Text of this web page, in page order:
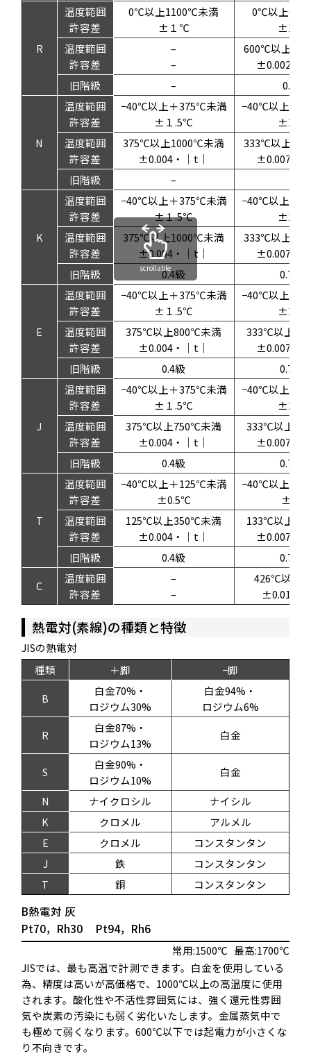
R
温度範囲
許容差
0℃以上1100℃未満
±１℃
0℃以上
±1.5℃
温度範囲
許容差
–
–
600℃以上
±0.0025・
旧階級
– 0.5級
N
温度範囲
許容差
−40℃以上＋375℃未満
±１.5℃
−40℃以上＋
±2.5℃
温度範囲
許容差
375℃以上1000℃未満
±0.004・｜t｜
333℃以上
±0.0075・
旧階級
–
K
温度範囲
許容差
−40℃以上＋375℃未満
±１.5℃
−40℃以上＋
±2.5℃
温度範囲
許容差
375℃以上1000℃未満
±0.004・｜t｜
333℃以上
±0.0075・
旧階級
0.4級 0.75級
E
温度範囲
許容差
−40℃以上＋375℃未満
±１.5℃
−40℃以上＋
±2.5℃
温度範囲
許容差
375℃以上800℃未満
±0.004・｜t｜
333℃以上
±0.0075・
旧階級
0.4級 0.75級
J
温度範囲
許容差
−40℃以上＋375℃未満
±１.5℃
−40℃以上＋
±2.5℃
温度範囲
許容差
375℃以上750℃未満
±0.004・｜t｜
333℃以上
±0.0075・
旧階級
0.4級 0.75級
T
温度範囲
許容差
−40℃以上＋125℃未満
±0.5℃
−40℃以上＋
±1℃
温度範囲
許容差
125℃以上350℃未満
±0.004・｜t｜
133℃以上
±0.0075・
旧階級
0.4級
0.75級
C
温度範囲
許容差
–
–
426℃以上
±0.01・
scrollable
熱電対(素線)の種類と特徴
JISの熱電対
種類
＋脚
−脚
B
白金70%・
ロジウム30%
白金94%・
ロジウム6%
R
白金87%・
ロジウム13%
白金
S
白金90%・
ロジウム10%
白金
N
ナイクロシル
ナイシル
K
クロメル
アルメル
E
クロメル
コンスタンタン
J
鉄
コンスタンタン
T
銅 コンスタンタン
B熱電対 灰
Pt70，Rh30
Pt94，Rh6
常用:1500℃ 最高:1700℃
JISでは、最も高温で計測できます。白金を使用している
為、精度は高いが高価格で、1000℃以上の高温度に使用
されます。酸化性や不活性雰囲気には、強く還元性雰囲
気や炭素の汚染にも弱く劣化いたします。金属蒸気中で
も極めて弱くなります。600℃以下では起電力が小さくな
り不向きです。